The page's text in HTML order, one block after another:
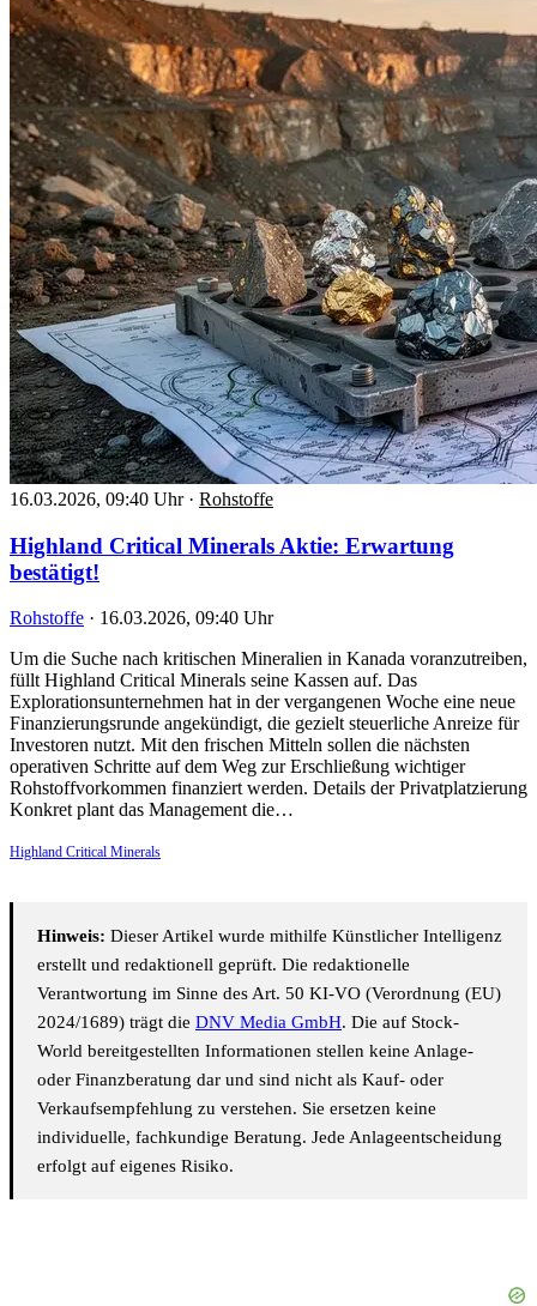
16.03.2026, 09:40 Uhr · Rohstoffe
Highland Critical Minerals Aktie: Erwartung
bestätigt!
Rohstoffe · 16.03.2026, 09:40 Uhr
Um die Suche nach kritischen Mineralien in Kanada voranzutreiben,
füllt Highland Critical Minerals seine Kassen auf. Das
Explorationsunternehmen hat in der vergangenen Woche eine neue
Finanzierungsrunde angekündigt, die gezielt steuerliche Anreize für
Investoren nutzt. Mit den frischen Mitteln sollen die nächsten
operativen Schritte auf dem Weg zur Erschließung wichtiger
Rohstoffvorkommen finanziert werden. Details der Privatplatzierung
Konkret plant das Management die…
Highland Critical Minerals
Hinweis: Dieser Artikel wurde mithilfe Künstlicher Intelligenz
erstellt und redaktionell geprüft. Die redaktionelle
Verantwortung im Sinne des Art. 50 KI-VO (Verordnung (EU)
2024/1689) trägt die DNV Media GmbH. Die auf Stock-
World bereitgestellten Informationen stellen keine Anlage-
oder Finanzberatung dar und sind nicht als Kauf- oder
Verkaufsempfehlung zu verstehen. Sie ersetzen keine
individuelle, fachkundige Beratung. Jede Anlageentscheidung
erfolgt auf eigenes Risiko.